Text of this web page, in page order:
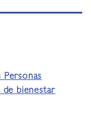
de bienestar